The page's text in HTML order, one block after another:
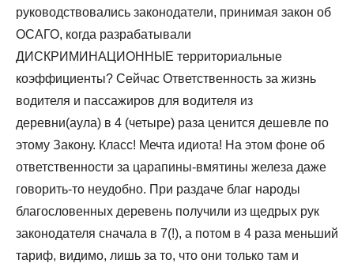
руководствовались законодатели, принимая закон об
ОСАГО, когда разрабатывали
ДИСКРИМИНАЦИОННЫЕ территориальные
коэффициенты? Сейчас Ответственность за жизнь
водителя и пассажиров для водителя из
деревни(аула) в 4 (четыре) раза ценится дешевле по
этому Закону. Класс! Мечта идиота! На этом фоне об
ответственности за царапины-вмятины железа даже
говорить-то неудобно. При раздаче благ народы
благословенных деревень получили из щедрых рук
законодателя сначала в 7(!), а потом в 4 раза меньший
тариф, видимо, лишь за то, что они только там и